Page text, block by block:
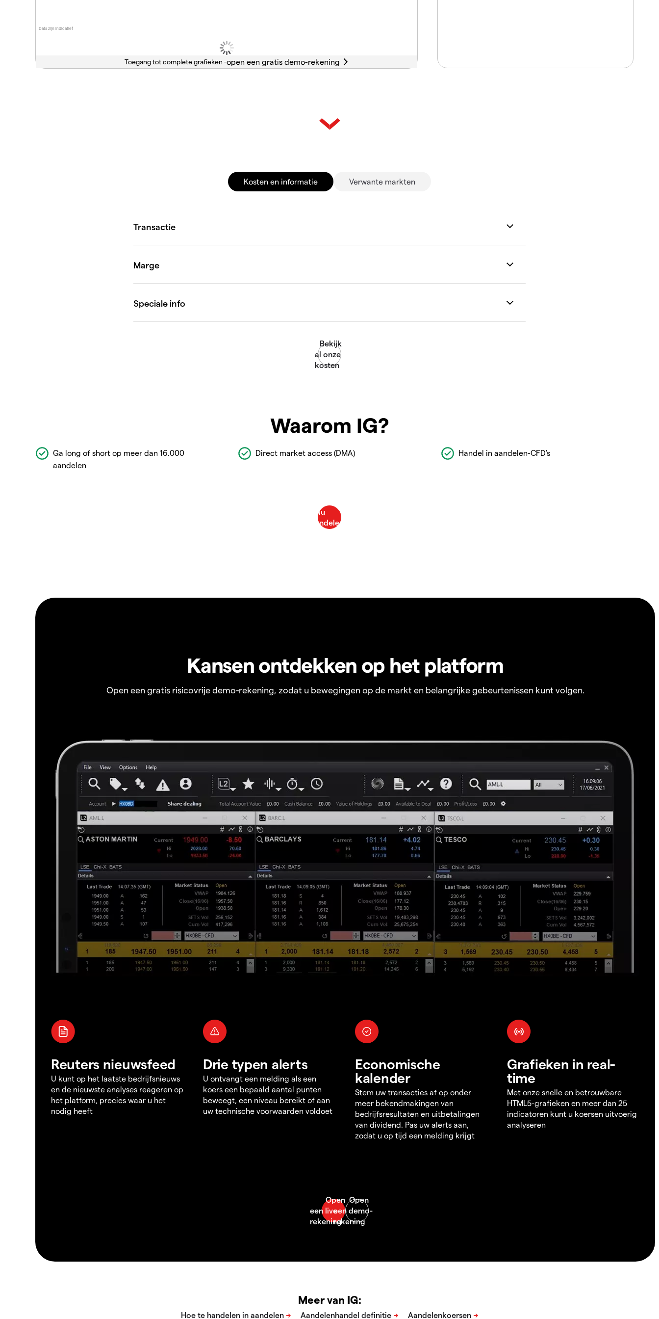
Data zijn indicatief
Toegang tot complete grafieken -
Kosten en informatie Verwante markten
Waarom IG?
Ga long of short op meer dan 16.000
aandelen
Direct market access (DMA) Handel in aandelen-CFD's
Kansen ontdekken op het platform
Open een gratis risicovrije demo-rekening, zodat u bewegingen op de markt en belangrijke gebeurtenissen kunt volgen.
Reuters nieuwsfeed
U kunt op het laatste bedrijfsnieuws
en de nieuwste analyses reageren op
het platform, precies waar u het
nodig heeft
Drie typen alerts
U ontvangt een melding als een
koers een bepaald aantal punten
beweegt, een niveau bereikt of aan
uw technische voorwaarden voldoet
Economische
kalender
Stem uw transacties af op onder
meer bekendmakingen van
bedrijfsresultaten en uitbetalingen
van dividend. Pas uw alerts aan,
zodat u op tijd een melding krijgt
Grafieken in real-
time
Met onze snelle en betrouwbare
HTML5-grafieken en meer dan 25
indicatoren kunt u koersen uitvoerig
analyseren
Meer van IG: